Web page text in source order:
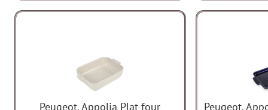
Peugeot, Appolia Plat four
Peugeot,